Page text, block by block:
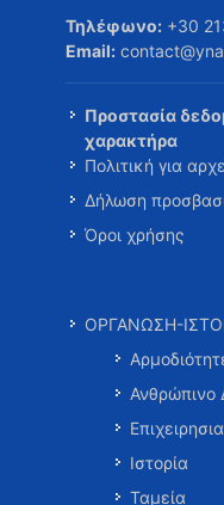
Τηλέφωνο: +30
Email:
Προστασία
χαρακτήρα
Πολιτική για
Δήλωση
Όροι χρήσης
ΟΡΓΑΝΩΣΗ-
Ανθρώπινο
Ιστορία
Ταμεία